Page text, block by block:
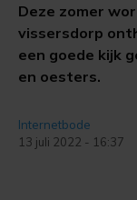
Deze zomer
vissersdorp
een goede kijk
en oesters.
Internetbode
13 juli 2022 - 16:37